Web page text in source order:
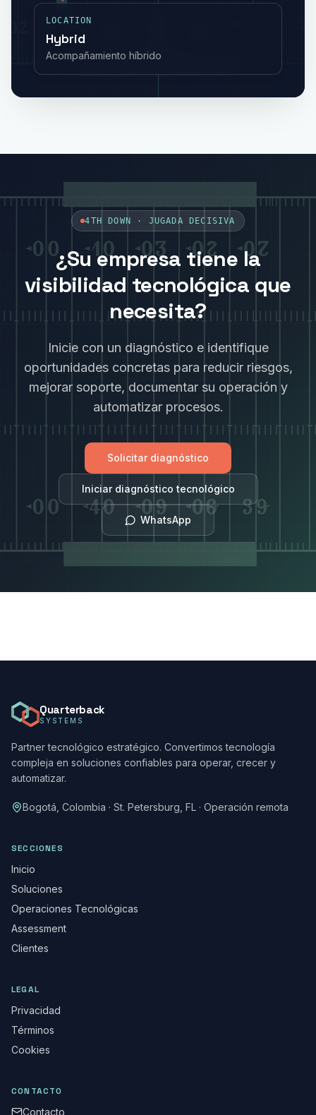
LOCATION
Hybrid
Acompañamiento híbrido
4TH DOWN · JUGADA DECISIVA
¿Su empresa tiene la
visibilidad tecnológica que
necesita?
Inicie con un diagnóstico e identifique
oportunidades concretas para reducir riesgos,
mejorar soporte, documentar su operación y
automatizar procesos.
Solicitar diagnóstico
Iniciar diagnóstico tecnológico
WhatsApp
Quarterback
SYSTEMS
Partner tecnológico estratégico. Convertimos tecnología
compleja en soluciones confiables para operar, crecer y
automatizar.
Bogotá, Colombia · St. Petersburg, FL · Operación remota
SECCIONES
Inicio
Soluciones
Operaciones Tecnológicas
Assessment
Clientes
LEGAL
Privacidad
Términos
Cookies
CONTACTO
Contacto